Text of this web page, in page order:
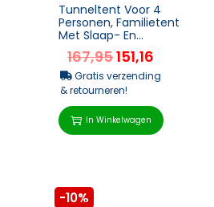
Tunneltent Voor 4
Personen, Familietent
Met Slaap- En
Woonkamer, Ramen,
Grondzeil, Stahoogte,
3000 M...
167,95151,16
Gratis verzending
& retourneren!
In Winkelwagen
-10%